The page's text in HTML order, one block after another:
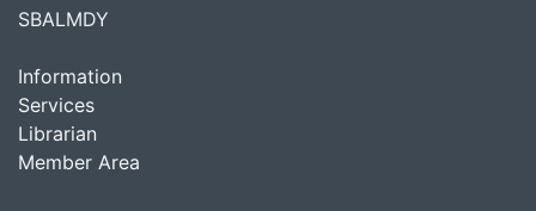
SBALMDY
Information
Services
Librarian
Member Area